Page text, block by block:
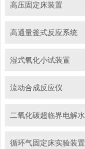
高压固定床装置
高通量釜式反应系统
湿式氧化小试装置
流动合成反应仪
循环气固定床实验装置